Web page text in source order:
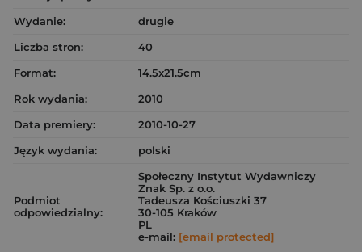
Wydanie:
drugie
Liczba stron:
40
Format:
14.5x21.5cm
Rok wydania:
2010
Data premiery:
2010-10-27
Język wydania:
polski
Podmiot
odpowiedzialny:
Społeczny Instytut Wydawniczy
Znak Sp. z o.o.
Tadeusza Kościuszki 37
30-105 Kraków
PL
e-mail: [email protected]